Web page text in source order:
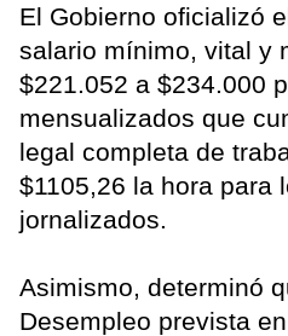
El Gobierno oficializó
salario mínimo, vital y
$221.052 a $234.000
mensualizados que
legal completa de
$1105,26 la hora para
jornalizados.
Asimismo, determinó
Desempleo prevista